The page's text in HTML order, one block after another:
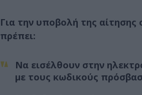
Για την υποβολή της αίτησης
πρέπει:
Να εισέλθουν στην
με τους κωδικούς